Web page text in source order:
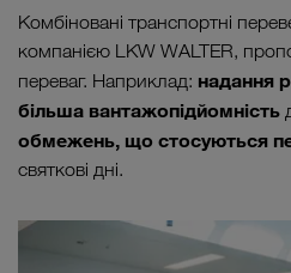
Комбіновані транспортні
компанією LKW WALTER,
переваг. Наприклад: надання
більша вантажопідйомність
обмежень, що стосуються
святкові дні.